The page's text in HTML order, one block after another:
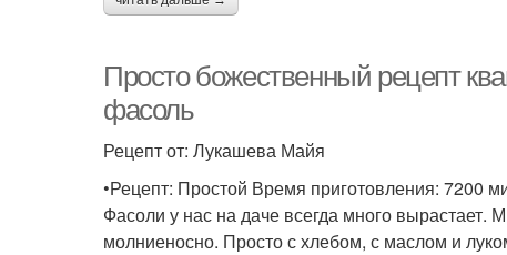
Просто божественный рецепт
фасоль
Рецепт от: Лукашева Майя
•Рецепт: Простой Время приготовления: 7200
Фасоли у нас на даче всегда много
молниеносно. Просто с хлебом, с маслом и